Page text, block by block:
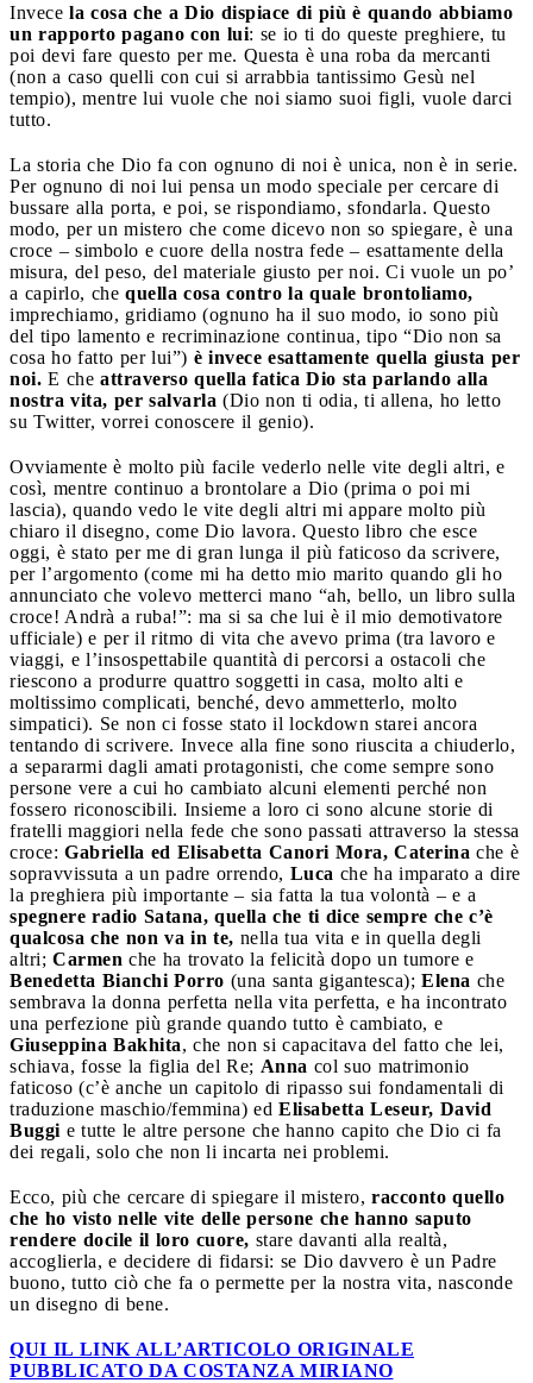
Invece la cosa che a Dio dispiace di più è quando abbiamo
un rapporto pagano con lui: se io ti do queste preghiere, tu
poi devi fare questo per me. Questa è una roba da mercanti
(non a caso quelli con cui si arrabbia tantissimo Gesù nel
tempio), mentre lui vuole che noi siamo suoi figli, vuole darci
tutto.
La storia che Dio fa con ognuno di noi è unica, non è in serie.
Per ognuno di noi lui pensa un modo speciale per cercare di
bussare alla porta, e poi, se rispondiamo, sfondarla. Questo
modo, per un mistero che come dicevo non so spiegare, è una
croce – simbolo e cuore della nostra fede – esattamente della
misura, del peso, del materiale giusto per noi. Ci vuole un po’
a capirlo, che quella cosa contro la quale brontoliamo,
imprechiamo, gridiamo (ognuno ha il suo modo, io sono più
del tipo lamento e recriminazione continua, tipo “Dio non sa
cosa ho fatto per lui”) è invece esattamente quella giusta per
noi. E che attraverso quella fatica Dio sta parlando alla
nostra vita, per salvarla (Dio non ti odia, ti allena, ho letto
su Twitter, vorrei conoscere il genio).
Ovviamente è molto più facile vederlo nelle vite degli altri, e
così, mentre continuo a brontolare a Dio (prima o poi mi
lascia), quando vedo le vite degli altri mi appare molto più
chiaro il disegno, come Dio lavora. Questo libro che esce
oggi, è stato per me di gran lunga il più faticoso da scrivere,
per l’argomento (come mi ha detto mio marito quando gli ho
annunciato che volevo metterci mano “ah, bello, un libro sulla
croce! Andrà a ruba!”: ma si sa che lui è il mio demotivatore
ufficiale) e per il ritmo di vita che avevo prima (tra lavoro e
viaggi, e l’insospettabile quantità di percorsi a ostacoli che
riescono a produrre quattro soggetti in casa, molto alti e
moltissimo complicati, benché, devo ammetterlo, molto
simpatici). Se non ci fosse stato il lockdown starei ancora
tentando di scrivere. Invece alla fine sono riuscita a chiuderlo,
a separarmi dagli amati protagonisti, che come sempre sono
persone vere a cui ho cambiato alcuni elementi perché non
fossero riconoscibili. Insieme a loro ci sono alcune storie di
fratelli maggiori nella fede che sono passati attraverso la stessa
croce: Gabriella ed Elisabetta Canori Mora, Caterina che è
sopravvissuta a un padre orrendo, Luca che ha imparato a dire
la preghiera più importante – sia fatta la tua volontà – e a
spegnere radio Satana, quella che ti dice sempre che c’è
qualcosa che non va in te, nella tua vita e in quella degli
altri; Carmen che ha trovato la felicità dopo un tumore e
Benedetta Bianchi Porro (una santa gigantesca); Elena che
sembrava la donna perfetta nella vita perfetta, e ha incontrato
una perfezione più grande quando tutto è cambiato, e
Giuseppina Bakhita, che non si capacitava del fatto che lei,
schiava, fosse la figlia del Re; Anna col suo matrimonio
faticoso (c’è anche un capitolo di ripasso sui fondamentali di
traduzione maschio/femmina) ed Elisabetta Leseur, David
Buggi e tutte le altre persone che hanno capito che Dio ci fa
dei regali, solo che non li incarta nei problemi.
Ecco, più che cercare di spiegare il mistero, racconto quello
che ho visto nelle vite delle persone che hanno saputo
rendere docile il loro cuore, stare davanti alla realtà,
accoglierla, e decidere di fidarsi: se Dio davvero è un Padre
buono, tutto ciò che fa o permette per la nostra vita, nasconde
un disegno di bene.
QUI IL LINK ALL’ARTICOLO ORIGINALE
PUBBLICATO DA COSTANZA MIRIANO